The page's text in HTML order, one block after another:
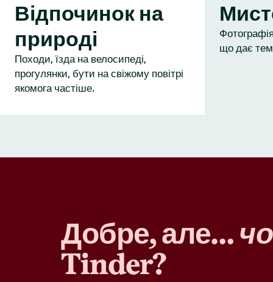
Відпочинок на
природі
Походи, їзда на велосипеді,
прогулянки, бути на свіжому повітрі
якомога частіше.
що дає
Добре, але…
Tinder?